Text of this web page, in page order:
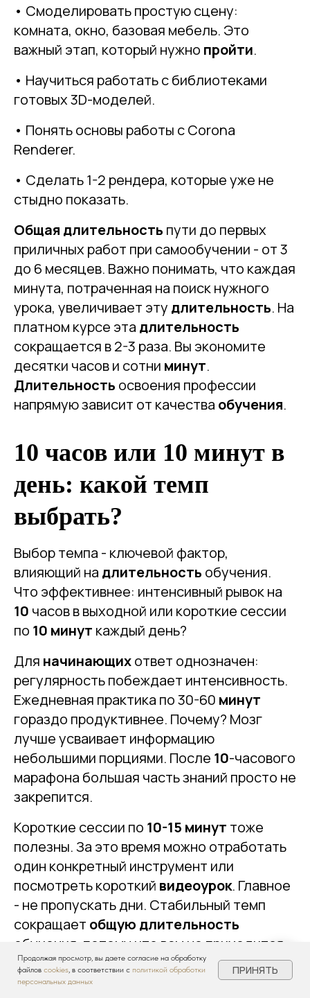
• Смоделировать простую сцену:
комната, окно, базовая мебель. Это
важный этап, который нужно пройти.
• Научиться работать с библиотеками
готовых 3D-моделей.
• Понять основы работы с Corona
Renderer.
• Сделать 1-2 рендера, которые уже не
стыдно показать.
Общая длительность пути до первых
приличных работ при самообучении - от 3
до 6 месяцев. Важно понимать, что каждая
минута, потраченная на поиск нужного
урока, увеличивает эту длительность. На
платном курсе эта длительность
сокращается в 2-3 раза. Вы экономите
десятки часов и сотни минут.
Длительность освоения профессии
напрямую зависит от качества обучения.
10 часов или 10 минут в
день: какой темп
выбрать?
Выбор темпа - ключевой фактор,
влияющий на длительность обучения.
Что эффективнее: интенсивный рывок на
10 часов в выходной или короткие сессии
по 10 минут каждый день?
Для начинающихответ однозначен:
регулярность побеждает интенсивность.
Ежедневная практика по 30-60 минут
гораздо продуктивнее. Почему? Мозг
лучше усваивает информацию
небольшими порциями. После 10-часового
марафона большая часть знаний просто не
закрепится.
Короткие сессии по 10-15 минут тоже
полезны. За это время можно отработать
один конкретный инструмент или
посмотреть короткий видеоурок. Главное
- не пропускать дни. Стабильный темп
сокращает общую длительность
обучения, потому что вам не приходится
каждый раз вспоминать, на чем вы
остановились.
Продолжая просмотр, вы даете согласие на обработку
файлов cookies, в соответствии с политикой обработки
персональных данных
ПРИНЯТЬ